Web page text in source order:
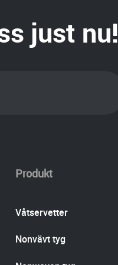
just nu!
Produkt
Våtservetter
Nonvävt tyg